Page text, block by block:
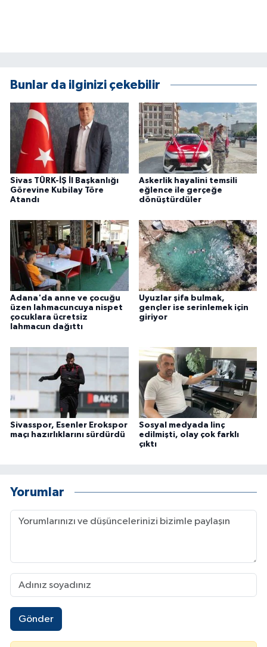
Bunlar da ilginizi çekebilir
Sivas TÜRK-İŞ İl Başkanlığı
Görevine Kubilay Töre
Atandı
Askerlik hayalini temsili
eğlence ile gerçeğe
dönüştürdüler
Adana'da anne ve çocuğu
üzen lahmacuncuya nispet
çocuklara ücretsiz
lahmacun dağıttı
Uyuzlar şifa bulmak,
gençler ise serinlemek için
giriyor
Sivasspor, Esenler Erokspor
maçı hazırlıklarını sürdürdü
Sosyal medyada linç
edilmişti, olay çok farklı
çıktı
Yorumlar
Gönder
ÜLKE GÜNDEMİ
YAŞAM
YEREL